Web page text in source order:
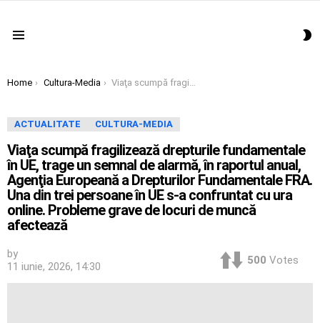
You are here:
Home Cultura-Media Viaţa scumpă fragilizează drepturile fundamentale în UE, trage un semnal de alarmă, în raportul anual, Agenţia Europeană a Drepturilor Fundamentale FRA. Una din trei persoane în UE s-a confruntat cu ura online. Probleme grave de locuri de muncă afectează
ACTUALITATE CULTURA-MEDIA
Viaţa scumpă fragilizează drepturile fundamentale
în UE, trage un semnal de alarmă, în raportul anual,
Agenţia Europeană a Drepturilor Fundamentale FRA.
Una din trei persoane în UE s-a confruntat cu ura
online. Probleme grave de locuri de muncă
afectează
by
11 iunie, 2026, 14:30
500 Votes